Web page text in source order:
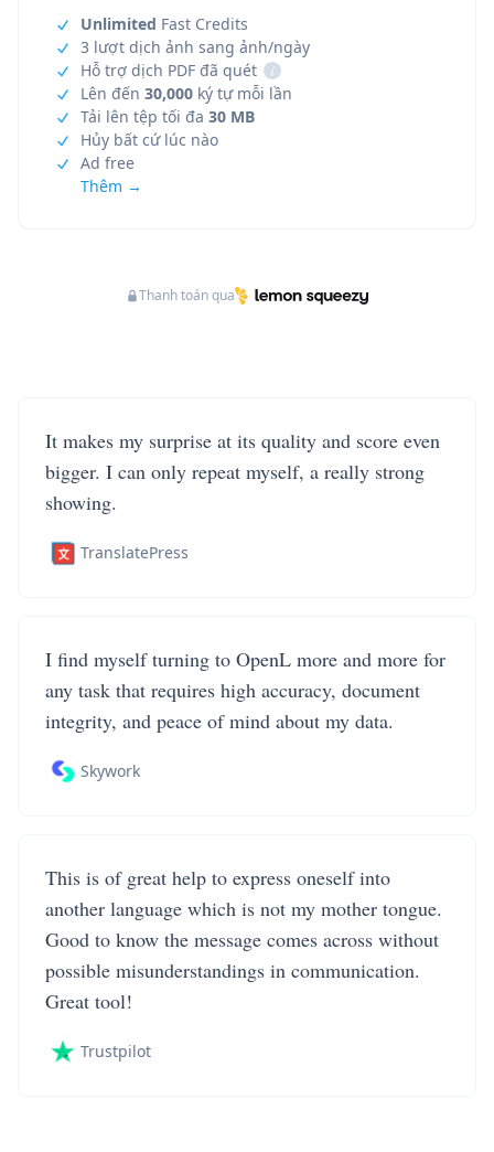
Unlimited Fast Credits
3 lượt dịch ảnh sang ảnh/ngày
Hỗ trợ dịch PDF đã quét
i
Lên đến 30,000 ký tự mỗi lần
Tải lên tệp tối đa 30 MB
Hủy bất cứ lúc nào
Ad free
Thêm →
Thanh toán qua
It makes my surprise at its quality and score even
bigger. I can only repeat myself, a really strong
showing.
TranslatePress
I find myself turning to OpenL more and more for
any task that requires high accuracy, document
integrity, and peace of mind about my data.
Skywork
This is of great help to express oneself into
another language which is not my mother tongue.
Good to know the message comes across without
possible misunderstandings in communication.
Great tool!
Trustpilot